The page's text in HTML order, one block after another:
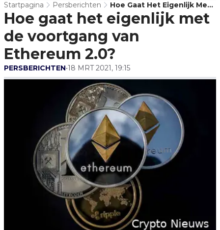
Startpagina Persberichten
Hoe Gaat Het Eigenlijk Met
De Voortgang Van
Ethereum 2.0?
Hoe gaat het eigenlijk met
de voortgang van
Ethereum 2.0?
PERSBERICHTEN•18 MRT 2021, 19:15